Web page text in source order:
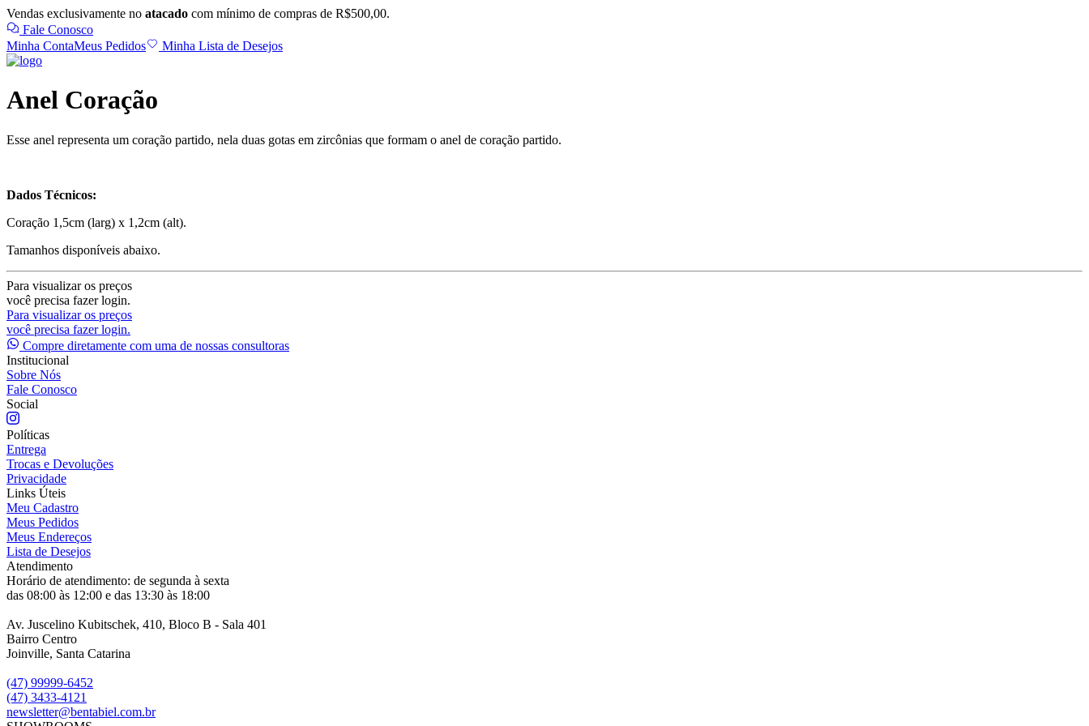
Vendas exclusivamente no atacado com mínimo de compras de R$500,00.
Fale Conosco
Minha ContaMeus Pedidos Minha Lista de Desejos
Anel Coração
Esse anel representa um coração partido, nela duas gotas em zircônias que formam o anel de coração partido.
Dados Técnicos:
Coração 1,5cm (larg) x 1,2cm (alt).
Tamanhos disponíveis abaixo.
Para visualizar os preços
você precisa fazer login.
Para visualizar os preços
você precisa fazer login.
Compre diretamente com uma de nossas consultoras
Institucional
Sobre Nós
Fale Conosco
Social
Políticas
Entrega
Trocas e Devoluções
Privacidade
Links Úteis
Meu Cadastro
Meus Pedidos
Meus Endereços
Lista de Desejos
Atendimento
Horário de atendimento: de segunda à sexta
das 08:00 às 12:00 e das 13:30 às 18:00
Av. Juscelino Kubitschek, 410, Bloco B - Sala 401
Bairro Centro
Joinville, Santa Catarina
(47) 99999-6452
(47) 3433-4121
newsletter@bentabiel.com.br